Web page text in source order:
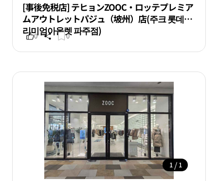
[事後免税店] テヒョンZOOC・ロッテプレミア
ムアウトレットパジュ（坡州）店(주크 롯데프
리미엄아울렛 파주점)
0 0
1 / 1